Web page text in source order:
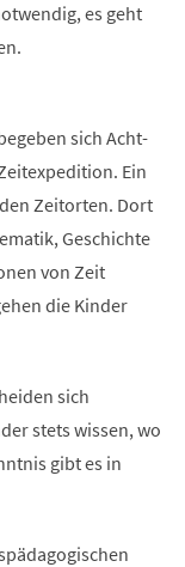
es geht
sich Acht-
Ein
Zeitorten. Dort
Geschichte
von Zeit
die Kinder
sich
stets wissen, wo
gibt es in